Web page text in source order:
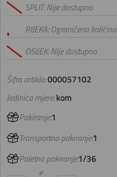
Šifra artikla:000057102
SPLIT: Nije dostupno
RIJEKA: Ograničena količina
OSIJEK: Nije dostupno
Jedinica mjere:kom
Pakiranje:1
Transportno pakiranje:1
Paletno pakiranje:1/36